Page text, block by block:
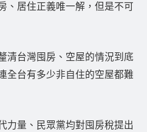
、居住正義唯一解，但是不可
清台灣囤房、空屋的情況到底
全台有多少非自住的空屋都難
力量、民眾黨均對囤房稅提出